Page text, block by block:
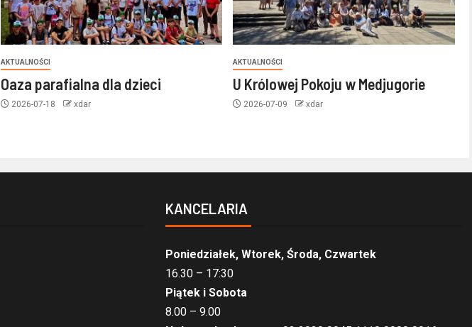
AKTUALNOŚCI
Oaza parafialna dla dzieci
2026-07-18 xdar
AKTUALNOŚCI
U Królowej Pokoju w Medjugorie
2026-07-09 xdar
KANCELARIA
Poniedziałek, Wtorek, Środa, Czwartek
16.30 – 17:30
Piątek i Sobota
8.00 – 9.00